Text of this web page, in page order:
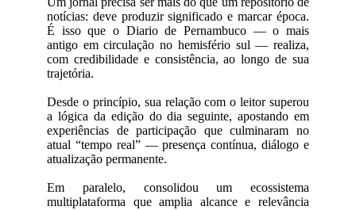
notícias: deve produzir significado e marcar época.
É isso que o Diario de Pernambuco — o mais
antigo em circulação no hemisfério sul — realiza,
com credibilidade e consistência, ao longo de sua
trajetória.
Desde o princípio, sua relação com o leitor superou
a lógica da edição do dia seguinte, apostando em
experiências de participação que culminaram no
atual “tempo real” — presença contínua, diálogo e
atualização permanente.
Em paralelo, consolidou um ecossistema
multiplataforma que amplia alcance e relevância